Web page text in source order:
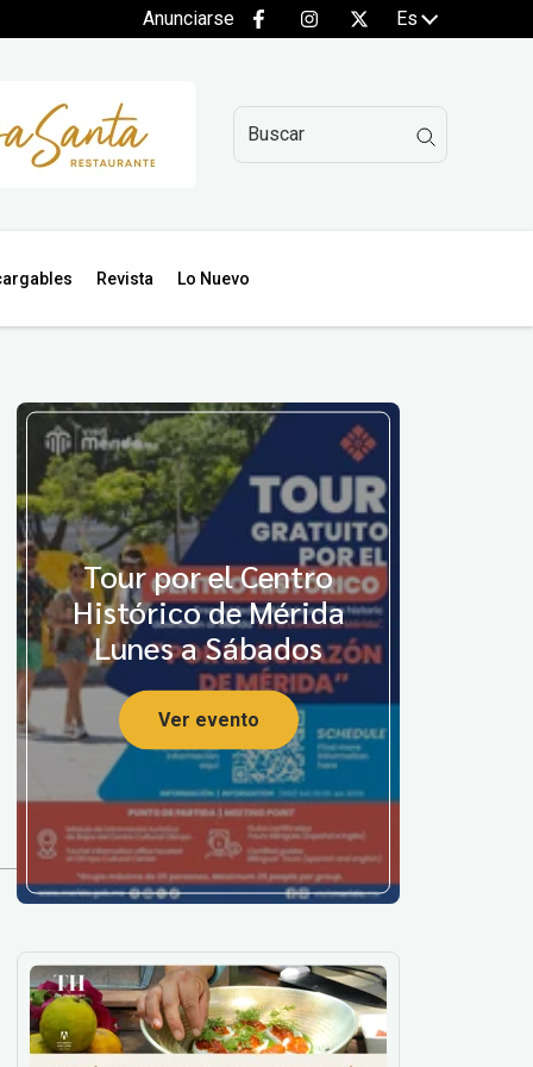
Anunciarse Es
Revista Lo Nuevo
Tour por el Centro
Histórico de Mérida
Lunes a Sábados
Ver evento